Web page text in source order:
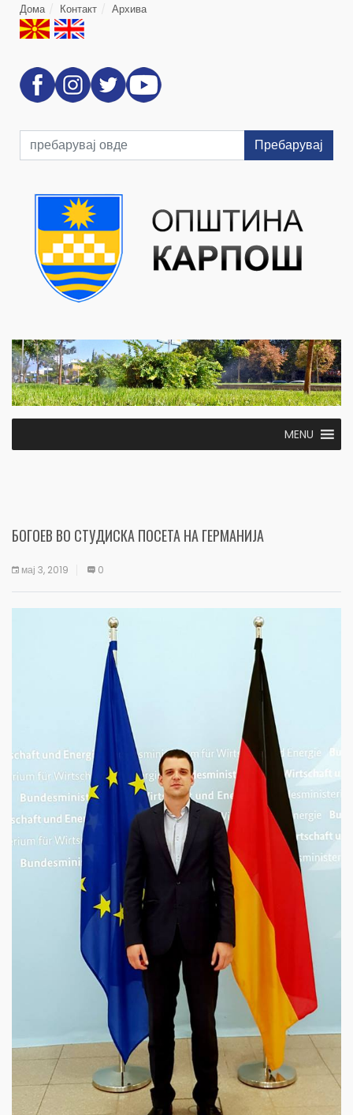
Дома Контакт Архива
Пребарувај
MENU
БОГОЕВ ВО СТУДИСКА ПОСЕТА НА ГЕРМАНИЈА
мај 3, 2019 0